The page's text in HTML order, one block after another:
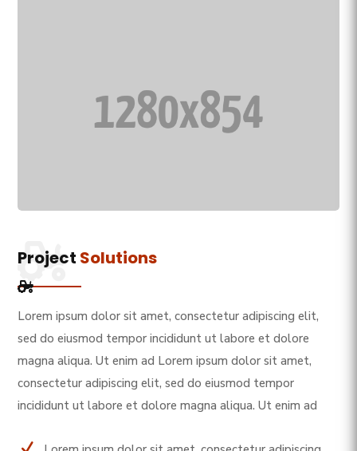
Project Solutions
Lorem ipsum dolor sit amet, consectetur adipiscing elit,
sed do eiusmod tempor incididunt ut labore et dolore
magna aliqua. Ut enim ad Lorem ipsum dolor sit amet,
consectetur adipiscing elit, sed do eiusmod tempor
incididunt ut labore et dolore magna aliqua. Ut enim ad